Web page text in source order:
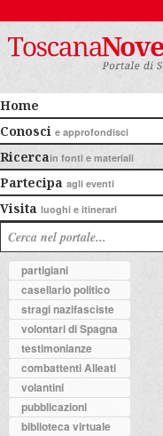
Home
Conosci e approfondisci
Ricercain fonti e materiali
Partecipa agli eventi
Visita luoghi e itinerari
partigiani
casellario politico
stragi nazifasciste
volontari di Spagna
testimonianze
combattenti Alleati
volantini
pubblicazioni
biblioteca virtuale